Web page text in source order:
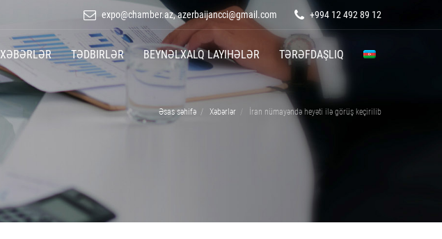
expo@chamber.az, azerbaijancci@gmail.com +994 12 492 89 12
XƏBƏRLƏR TƏDBIRLƏR BEYNƏLXALQ LAYIHƏLƏR TƏRƏFDAŞLIQ
Əsas səhifə Xəbərlər İran nümayəndə heyəti ilə görüş keçirilib